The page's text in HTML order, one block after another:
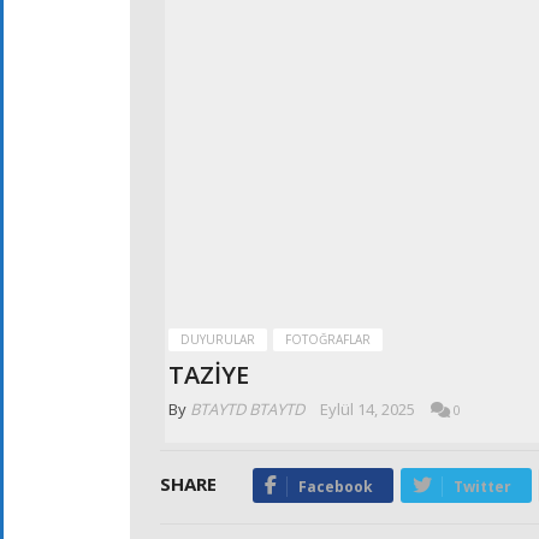
DUYURULAR FOTOĞRAFLAR
TAZİYE
By BTAYTD BTAYTD Eylül 14, 2025 0
SHARE Facebook Twitter